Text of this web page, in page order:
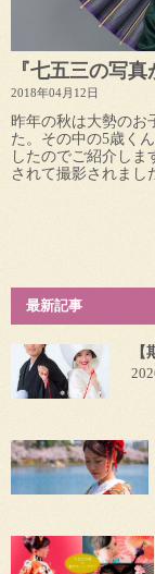
『七五三の写真
2018年04月12日
昨年の秋は大勢のお
た。その中の5歳く
したのでご紹介し
されて撮影されまし
最新記事